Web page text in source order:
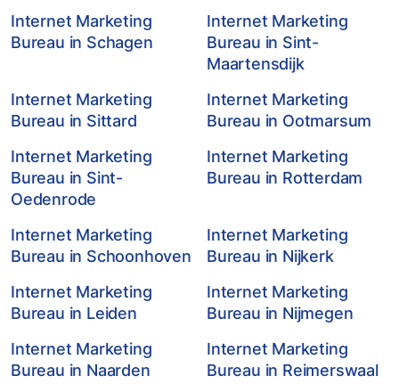
Internet Marketing
Bureau in Schagen
Internet Marketing
Bureau in Sint-
Maartensdijk
Internet Marketing
Bureau in Sittard
Internet Marketing
Bureau in Ootmarsum
Internet Marketing
Bureau in Sint-
Oedenrode
Internet Marketing
Bureau in Rotterdam
Internet Marketing
Bureau in Schoonhoven
Internet Marketing
Bureau in Nijkerk
Internet Marketing
Bureau in Leiden
Internet Marketing
Bureau in Nijmegen
Internet Marketing
Bureau in Naarden
Internet Marketing
Bureau in Reimerswaal